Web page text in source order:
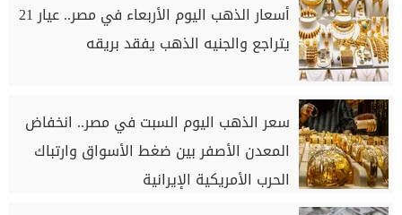
أسعار الذهب اليوم الأربعاء في مصر.. عيار 21
يتراجع والجنيه الذهب يفقد بريقه
سعر الذهب اليوم السبت في مصر.. انخفاض
المعدن الأصفر بين ضغط الأسواق وارتباك
الحرب الأمريكية الإيرانية